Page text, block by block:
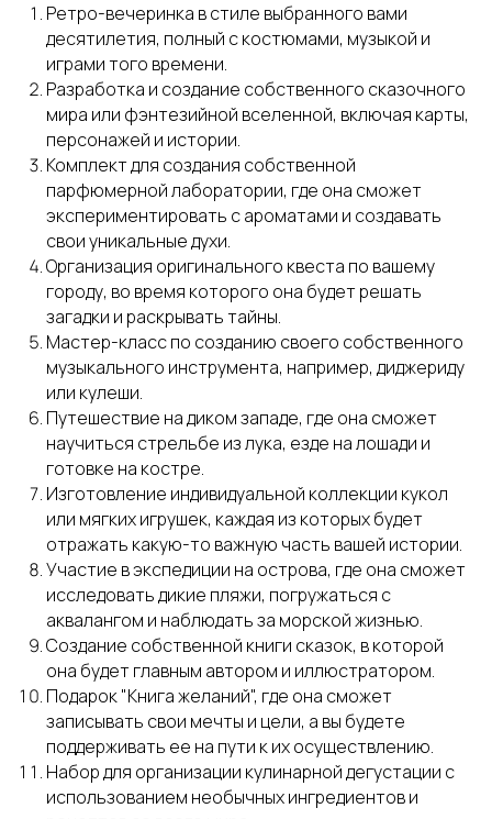
Ретро-вечеринка в стиле выбранного вами
десятилетия, полный с костюмами, музыкой и
играми того времени.
Разработка и создание собственного сказочного
мира или фэнтезийной вселенной, включая карты,
персонажей и истории.
Комплект для создания собственной
парфюмерной лаборатории, где она сможет
экспериментировать с ароматами и создавать
свои уникальные духи.
Организация оригинального квеста по вашему
городу, во время которого она будет решать
загадки и раскрывать тайны.
Мастер-класс по созданию своего собственного
музыкального инструмента, например, диджериду
или кулеши.
Путешествие на диком западе, где она сможет
научиться стрельбе из лука, езде на лошади и
готовке на костре.
Изготовление индивидуальной коллекции кукол
или мягких игрушек, каждая из которых будет
отражать какую-то важную часть вашей истории.
Участие в экспедиции на острова, где она сможет
исследовать дикие пляжи, погружаться с
аквалангом и наблюдать за морской жизнью.
Создание собственной книги сказок, в которой
она будет главным автором и иллюстратором.
Подарок "Книга желаний", где она сможет
записывать свои мечты и цели, а вы будете
поддерживать ее на пути к их осуществлению.
Набор для организации кулинарной дегустации с
использованием необычных ингредиентов и